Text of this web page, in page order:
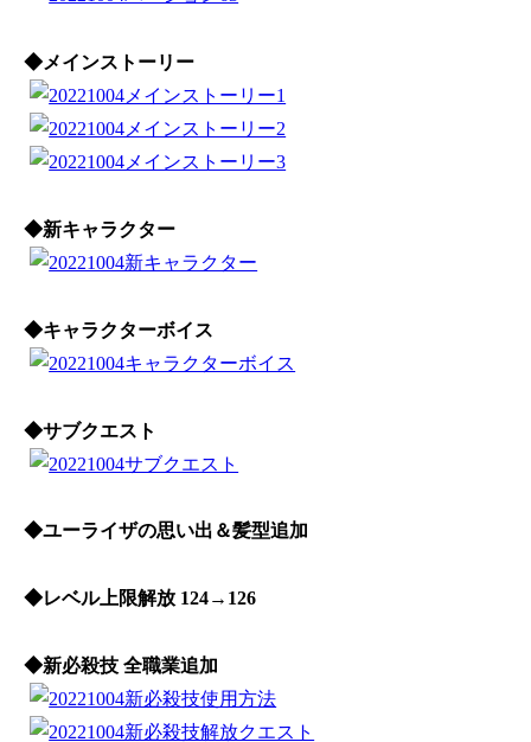
◆メインストーリー
◆新キャラクター
◆キャラクターボイス
◆サブクエスト
◆ユーライザの思い出＆髪型追加
◆レベル上限解放 124→126
◆新必殺技 全職業追加